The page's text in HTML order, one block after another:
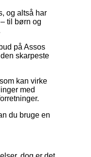
og altså har
til børn og
på Assos
skarpeste
kan virke
med
du bruge en